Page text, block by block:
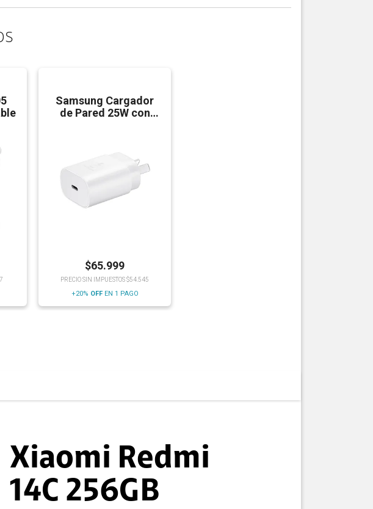
Samsung Cargador
de Pared 25W con
$65.999
PRECIO SIN IMPUESTOS $54.545
+20% OFFEN 1 PAGO
Xiaomi Redmi
14C 256GB